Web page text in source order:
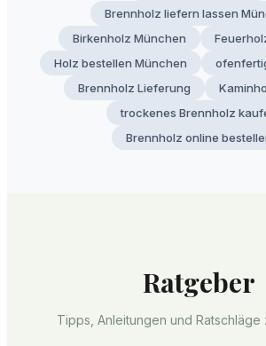
Brennholz liefern lassen
Birkenholz München
Holz bestellen München
Brennholz Lieferung
trockenes Brennholz
Brennholz online
Ratgeber
Tipps, Anleitungen und Ratschläge